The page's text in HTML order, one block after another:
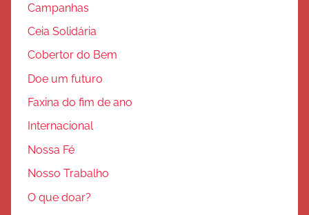
Campanhas
Ceia Solidária
Cobertor do Bem
Doe um futuro
Faxina do fim de ano
Internacional
Nossa Fé
Nosso Trabalho
O que doar?